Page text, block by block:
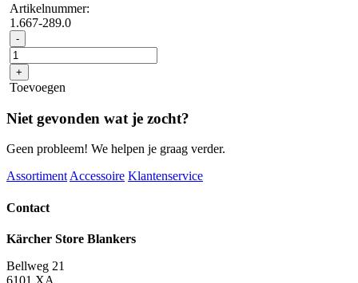
Artikelnummer:
1.667-289.0
- NT
75/2
Tact²
Me
Tc
+
Toevoegen
Niet gevonden wat je zocht?
Geen probleem! We helpen je graag verder.
Assortiment Accessoire Klantenservice
Contact
Kärcher Store Blankers
Bellweg 21
6101 XA